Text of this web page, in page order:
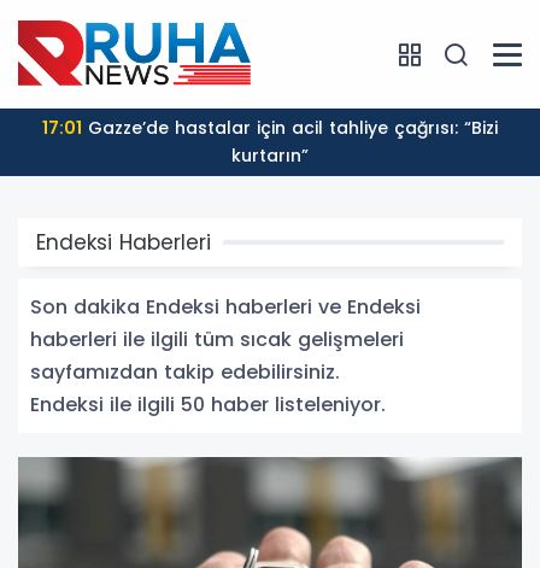
17:01 Filistin, BAE’ye ait tankere yönelik saldırıyı kınadı
Endeksi Haberleri
Son dakika Endeksi haberleri ve Endeksi
haberleri ile ilgili tüm sıcak gelişmeleri
sayfamızdan takip edebilirsiniz.
Endeksi ile ilgili 50 haber listeleniyor.